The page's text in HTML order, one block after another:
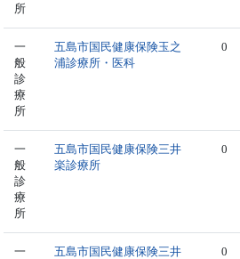
所
一
般
診
療
所
五島市国民健康保険玉之
浦診療所・医科
0
一
般
診
療
所
五島市国民健康保険三井
楽診療所
0
一
五島市国民健康保険三井
0